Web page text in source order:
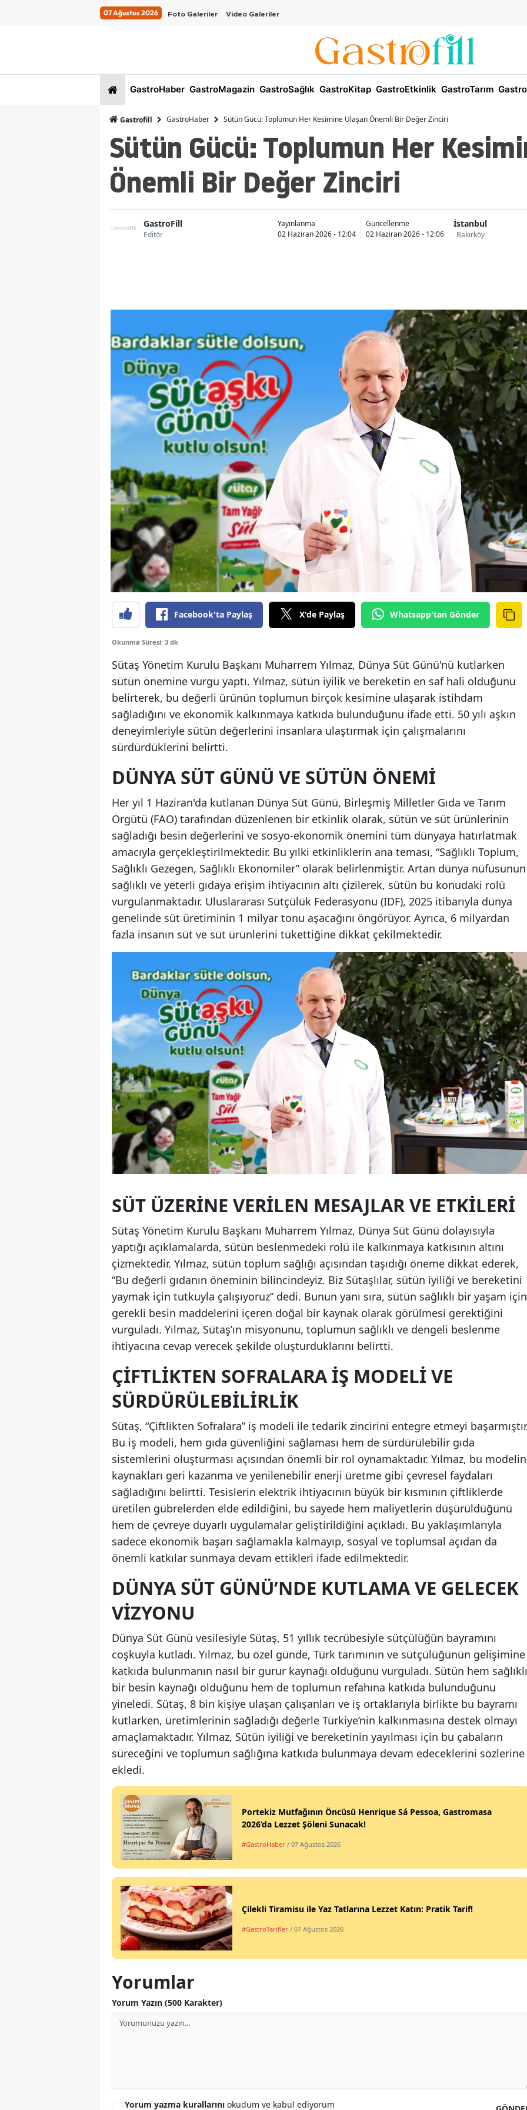
07 Ağustos 2026 Foto Galeriler Video Galeriler
GastroHaber GastroMagazin GastroSağlık GastroKitap GastroEtkinlik GastroTarım
Gastrofill GastroHaber Sütün Gücü: Toplumun Her Kesimine Ulaşan Önemli Bir Değer Zinciri
Sütün Gücü: Toplumun Her
Önemli Bir Değer Zinciri
GastroFill
Editör
Yayınlanma
02 Haziran 2026 - 12:04
Güncellenme
02 Haziran 2026 - 12:06
İstanbul
Bakırköy
Facebook'ta Paylaş X'de Paylaş Whatsapp'tan Gönder
Okunma Süresi: 3 dk
Sütaş Yönetim Kurulu Başkanı Muharrem Yılmaz, Dünya Süt Günü'nü kutlarken
sütün önemine vurgu yaptı. Yılmaz, sütün iyilik ve bereketin en saf hali olduğunu
belirterek, bu değerli ürünün toplumun birçok kesimine ulaşarak istihdam
sağladığını ve ekonomik kalkınmaya katkıda bulunduğunu ifade etti. 50 yılı aşkın
deneyimleriyle sütün değerlerini insanlara ulaştırmak için çalışmalarını
sürdürdüklerini belirtti.
DÜNYA SÜT GÜNÜ VE SÜTÜN ÖNEMI
Her yıl 1 Haziran'da kutlanan Dünya Süt Günü, Birleşmiş Milletler Gıda ve Tarım
Örgütü (FAO) tarafından düzenlenen bir etkinlik olarak, sütün ve süt ürünlerinin
sağladığı besin değerlerini ve sosyo-ekonomik önemini tüm dünyaya hatırlatmak
amacıyla gerçekleştirilmektedir. Bu yılki etkinliklerin ana teması, “Sağlıklı Toplum,
Sağlıklı Gezegen, Sağlıklı Ekonomiler” olarak belirlenmiştir. Artan dünya nüfusunun
sağlıklı ve yeterli gıdaya erişim ihtiyacının altı çizilerek, sütün bu konudaki rolü
vurgulanmaktadır. Uluslararası Sütçülük Federasyonu (IDF), 2025 itibarıyla dünya
genelinde süt üretiminin 1 milyar tonu aşacağını öngörüyor. Ayrıca, 6 milyardan
fazla insanın süt ve süt ürünlerini tükettiğine dikkat çekilmektedir.
SÜT ÜZERINE VERILEN MESAJLAR VE ETKILERI
Sütaş Yönetim Kurulu Başkanı Muharrem Yılmaz, Dünya Süt Günü dolayısıyla
yaptığı açıklamalarda, sütün beslenmedeki rolü ile kalkınmaya katkısının altını
çizmektedir. Yılmaz, sütün toplum sağlığı açısından taşıdığı öneme dikkat ederek,
“Bu değerli gıdanın öneminin bilincindeyiz. Biz Sütaşlılar, sütün iyiliği ve bereketini
yaymak için tutkuyla çalışıyoruz” dedi. Bunun yanı sıra, sütün sağlıklı bir yaşam için
gerekli besin maddelerini içeren doğal bir kaynak olarak görülmesi gerektiğini
vurguladı. Yılmaz, Sütaş’ın misyonunu, toplumun sağlıklı ve dengeli beslenme
ihtiyacına cevap verecek şekilde oluşturduklarını belirtti.
ÇIFTLIKTEN SOFRALARA İŞ MODELI VE
SÜRDÜRÜLEBILIRLIK
Sütaş, “Çiftlikten Sofralara” iş modeli ile tedarik zincirini entegre etmeyi
Bu iş modeli, hem gıda güvenliğini sağlaması hem de sürdürülebilir gıda
sistemlerini oluşturması açısından önemli bir rol oynamaktadır. Yılmaz, bu
kaynakları geri kazanma ve yenilenebilir enerji üretme gibi çevresel faydaları
sağladığını belirtti. Tesislerin elektrik ihtiyacının büyük bir kısmının çiftliklerde
üretilen gübrelerden elde edildiğini, bu sayede hem maliyetlerin düşürüldüğünü
hem de çevreye duyarlı uygulamalar geliştirildiğini açıkladı. Bu yaklaşımlarıyla
sadece ekonomik başarı sağlamakla kalmayıp, sosyal ve toplumsal açıdan da
önemli katkılar sunmaya devam ettikleri ifade edilmektedir.
DÜNYA SÜT GÜNÜ’NDE KUTLAMA VE GELECEK
VIZYONU
Dünya Süt Günü vesilesiyle Sütaş, 51 yıllık tecrübesiyle sütçülüğün bayramını
coşkuyla kutladı. Yılmaz, bu özel günde, Türk tarımının ve sütçülüğünün gelişimine
katkıda bulunmanın nasıl bir gurur kaynağı olduğunu vurguladı. Sütün hem sağlıklı
bir besin kaynağı olduğunu hem de toplumun refahına katkıda bulunduğunu
yineledi. Sütaş, 8 bin kişiye ulaşan çalışanları ve iş ortaklarıyla birlikte bu bayramı
kutlarken, üretimlerinin sağladığı değerle Türkiye’nin kalkınmasına destek olmayı
amaçlamaktadır. Yılmaz, Sütün iyiliği ve bereketinin yayılması için bu çabaların
süreceğini ve toplumun sağlığına katkıda bulunmaya devam edeceklerini sözlerine
ekledi.
Portekiz Mutfağının Öncüsü Henrique Sá Pessoa, Gastromasa
2026’da Lezzet Şöleni Sunacak!
#GastroHaber / 07 Ağustos 2026
Çilekli Tiramisu ile Yaz Tatlarına Lezzet Katın: Pratik Tarif!
#GastroTarifler / 07 Ağustos 2026
Yorumlar
Yorum Yazın (500 Karakter)
Yorum yazma kurallarını okudum ve kabul ediyorum